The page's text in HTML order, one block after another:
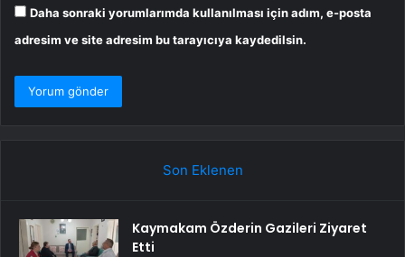
Daha sonraki yorumlarımda kullanılması için adım, e-posta
adresim ve site adresim bu tarayıcıya kaydedilsin.
Son Eklenen
Kaymakam Özderin Gazileri Ziyaret
Etti